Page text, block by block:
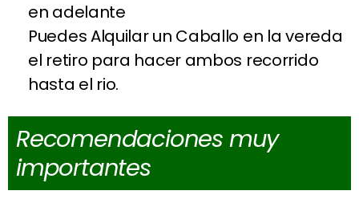
en adelante
Puedes Alquilar un Caballo en la vereda
el retiro para hacer ambos recorrido
hasta el rio.
Recomendaciones muy
importantes